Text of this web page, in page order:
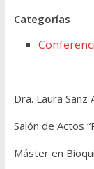
Categorías
Dra. Laura Sanz
Salón de Actos
Máster en